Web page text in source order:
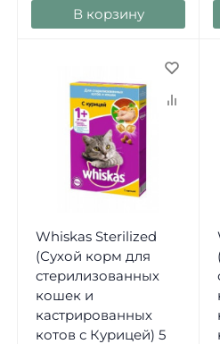
В корзину
Whiskas Sterilized
(Сухой корм для
стерилизованных
кошек и
кастрированных
котов с Курицей) 5